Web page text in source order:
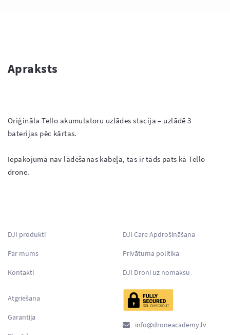
Apraksts
Oriģināla Tello akumulatoru uzlādes stacija – uzlādē 3
baterijas pēc kārtas.
Iepakojumā nav lādēšanas kabeļa, tas ir tāds pats kā Tello
drone.
DJI produkti
Par mums
Kontakti
DJI Care Apdrošināšana
Privātuma politika
DJI Droni uz nomaksu
Atgriešana
Garantija
info@droneacademy.lv